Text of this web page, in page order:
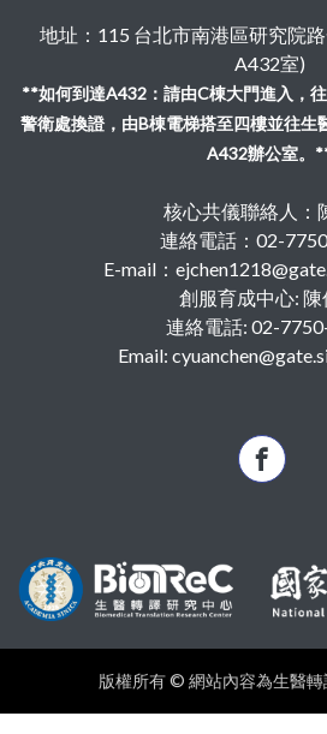
地址：115 台北市南港區研究院
A432室)
**如何到達A432：請由C棟大門進入，
警衛處換證，由B棟電梯搭至四樓並往生
A432辦公室。
核心共儀聯絡人：
連絡電話：02-
E-mail：
創服育成中心: 陳
連絡電話: 02-
Email:
版權所有 © 網站內容為生醫